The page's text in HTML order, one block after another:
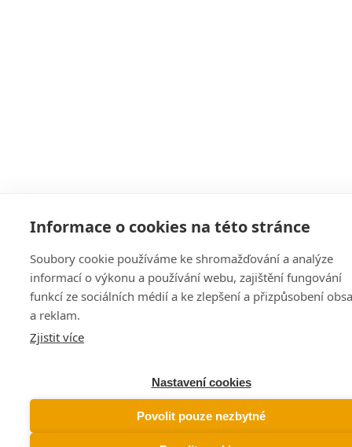
Informace o cookies na této stránce
Soubory cookie používáme ke shromažďování a analýze
informací o výkonu a používání webu, zajištění fungování
funkcí ze sociálních médií a ke zlepšení a přizpůsobení
a reklam.
Zjistit více
Nastavení cookies
Povolit pouze nezbytné